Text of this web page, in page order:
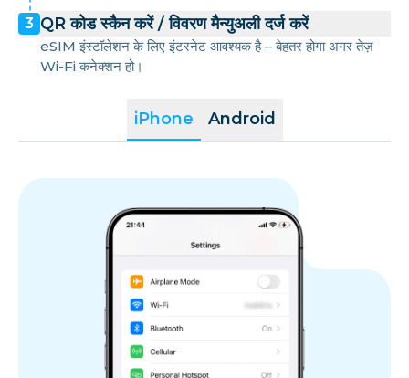
iPhone Android
3 QR कोड स्कैन करें / विवरण मैन्युअली दर्ज करें
eSIM इंस्टॉलेशन के लिए इंटरनेट आवश्यक है – बेहतर होगा अगर तेज़
Wi-Fi कनेक्शन हो।